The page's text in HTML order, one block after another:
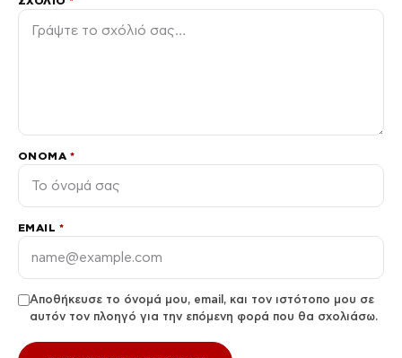
ΌΝΟΜΑ *
EMAIL *
Αποθήκευσε το όνομά μου, email, και τον ιστότοπο μου σε
αυτόν τον πλοηγό για την επόμενη φορά που θα σχολιάσω.